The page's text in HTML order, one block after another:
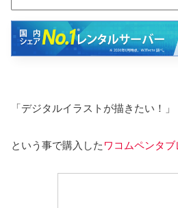
「デジタルイラストが描きたい！」
という事で購入した ワコムペンタブ